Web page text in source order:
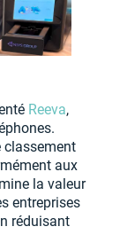
Reeva,
classement
aux
la valeur
entreprises
réduisant